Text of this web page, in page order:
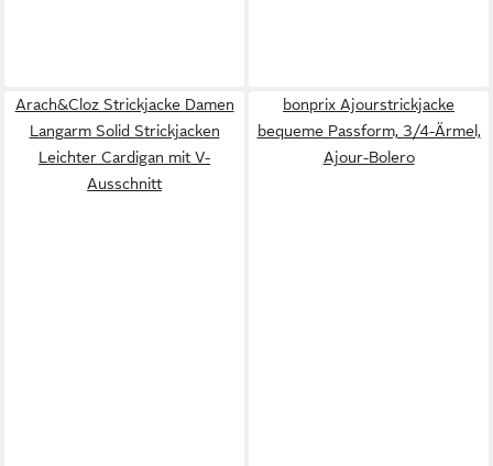
Arach&Cloz Strickjacke Damen
Langarm Solid Strickjacken
Leichter Cardigan mit V-
Ausschnitt
bonprix Ajourstrickjacke
bequeme Passform, 3/4-Ärmel,
Ajour-Bolero